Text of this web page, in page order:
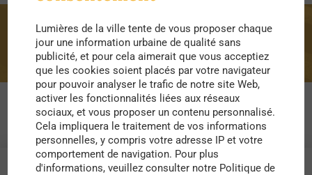
plage
Lumières de la ville tente de vous proposer chaque
jour une information urbaine de qualité sans
publicité, et pour cela aimerait que vous acceptiez
que les cookies soient placés par votre navigateur
pour pouvoir analyser le trafic de notre site Web,
activer les fonctionnalités liées aux réseaux
sociaux, et vous proposer un contenu personnalisé.
Cela impliquera le traitement de vos informations
personnelles, y compris votre adresse IP et votre
comportement de navigation. Pour plus
d'informations, veuillez consulter notre Politique de